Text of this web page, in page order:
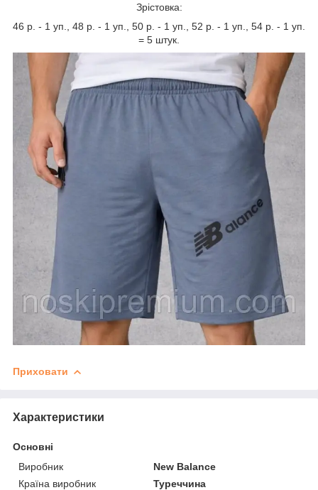
Зрістовка:
46 р. - 1 уп., 48 р. - 1 уп., 50 р. - 1 уп., 52 р. - 1 уп., 54 р. - 1 уп.
= 5 штук.
Приховати
Характеристики
Основні
Виробник
New Balance
Країна виробник
Туреччина